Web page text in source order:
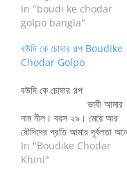
ছিল। ছোটবেলা থেকেই হয়
লেখাপড়ার সময় আথবা অন্য
সাথে পরিচয় হয়েছে। আমার কাছে
সবচাইতে ভাললাগে মেয়েদের গায়ের
একটা গন্ধ পাই যা সচরাচর…
In "boudi ke chodar
golpo bangla"
বউদি কে চোদার গল্প Boudike
Chodar Golpo
বউদি কে চোদার গল্প
ভাবী আমার
নাম নীল। বয়স ২৯। মেয়ে আর
বৌদিদের প্রতি আমার দূর্বলতা
আগের থেকেই ছিল। ছোটবেলা
থেকেই হয় লেখাপড়ার সময় আথবা
In "Boudike Chodar
Khini"